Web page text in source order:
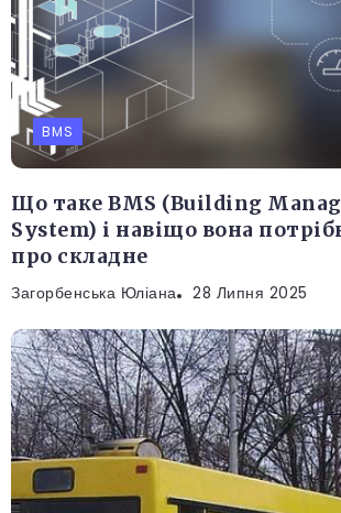
BMS
Що таке BMS (Building
System) і навіщо вона
про складне
Загорбенська Юліана 28 Липня 2025